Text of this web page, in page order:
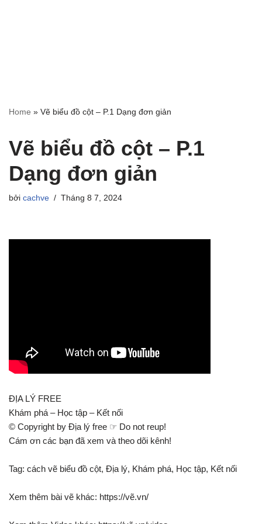
Home » Vẽ biểu đồ cột – P.1 Dạng đơn giản
Vẽ biểu đồ cột – P.1
Dạng đơn giản
bởi cachve Tháng 8 7, 2024
ĐỊA LÝ FREE
Khám phá – Học tập – Kết nối
© Copyright by Địa lý free ☞ Do not reup!
Cám ơn các bạn đã xem và theo dõi kênh!
Tag: cách vẽ biểu đồ cột, Địa lý, Khám phá, Học tập, Kết nối
Xem thêm bài vẽ khác: https://vẽ.vn/